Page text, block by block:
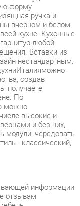
кухне. Кухонные
любой
Вставки из
нестандартным.
создав
По
высокие и
и без них,
чередовать
- классический,
информации
категории
дом с
и гарантией